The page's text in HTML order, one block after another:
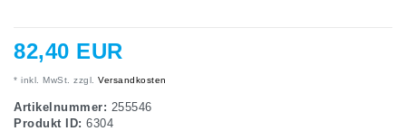
82,40 EUR
* inkl. MwSt. zzgl. Versandkosten
Artikelnummer: 255546
Produkt ID: 6304